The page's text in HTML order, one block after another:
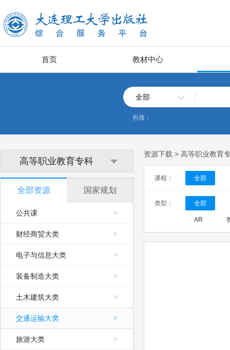
首页 教材中心
全部
热搜：
高等职业教育专科
全部资源
公共课 >
财经商贸大类 >
电子与信息大类 >
装备制造大类 >
土木建筑大类 >
交通运输大类 >
旅游大类 >
国家规划
资源下载 > 高等职业教育
课程： 全部
类型： 全部
AR